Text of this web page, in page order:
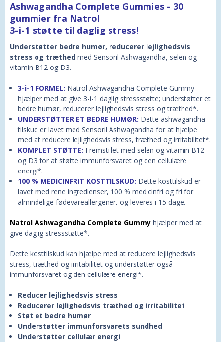
Ashwagandha Complete Gummies - 30
gummier fra Natrol
3-i-1 støtte til daglig stress!
Understøtter bedre humør, reducerer lejlighedsvis
stress og træthed med Sensoril Ashwagandha, selen og
vitamin B12 og D3.
3-i-1 FORMEL: Natrol Ashwagandha Complete Gummy
hjælper med at give 3-i-1 daglig stressstøtte; understøtter et
bedre humør, reducerer lejlighedsvis stress og træthed*.
UNDERSTØTTER ET BEDRE HUMØR: Dette ashwagandha-
tilskud er lavet med Sensoril Ashwagandha for at hjælpe
med at reducere lejlighedsvis stress, træthed og irritabilitet*.
KOMPLET STØTTE: Fremstillet med selen og vitamin B12
og D3 for at støtte immunforsvaret og den cellulære
energi*.
100 % MEDICINFRIT KOSTTILSKUD: Dette kosttilskud er
lavet med rene ingredienser, 100 % medicinfri og fri for
almindelige fødevareallergener, og leveres i 15 dage.
Natrol Ashwagandha Complete Gummy hjælper med at
give daglig stressstøtte*.
Dette kosttilskud kan hjælpe med at reducere lejlighedsvis
stress, træthed og irritabilitet og understøtter også
immunforsvaret og den cellulære energi*.
Reducer lejlighedsvis stress
Reducerer lejlighedsvis træthed og irritabilitet
Støt et bedre humør
Understøtter immunforsvarets sundhed
Understøtter cellulær energi